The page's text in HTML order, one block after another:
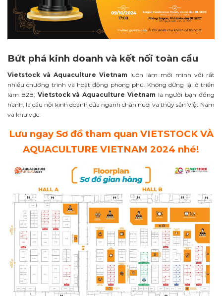
Bứt phá kinh doanh và kết nối toàn cầu
Vietstock và Aquaculture Vietnam luôn làm mới mình với rất
nhiều chương trình và hoạt động phong phú. Không dừng lại ở triển
lãm B2B, Vietstock và Aquaculture Vietnam là người bạn đồng
hành, là cầu nối kinh doanh của ngành chăn nuôi và thủy sản Việt Nam
và khu vực.
Lưu ngay Sơ đồ tham quan VIETSTOCK VÀ
AQUACULTURE VIETNAM 2024 nhé!